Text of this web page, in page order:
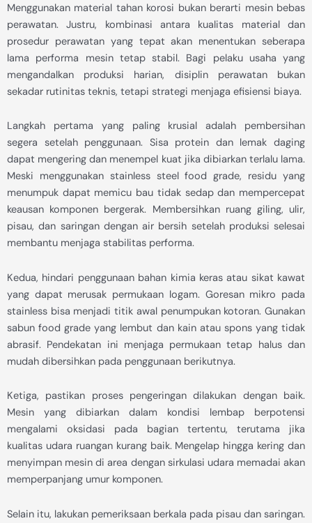
Menggunakan material tahan korosi bukan berarti mesin bebas
perawatan. Justru, kombinasi antara kualitas material dan
prosedur perawatan yang tepat akan menentukan seberapa
lama performa mesin tetap stabil. Bagi pelaku usaha yang
mengandalkan produksi harian, disiplin perawatan bukan
sekadar rutinitas teknis, tetapi strategi menjaga efisiensi biaya.
Langkah pertama yang paling krusial adalah pembersihan
segera setelah penggunaan. Sisa protein dan lemak daging
dapat mengering dan menempel kuat jika dibiarkan terlalu lama.
Meski menggunakan stainless steel food grade, residu yang
menumpuk dapat memicu bau tidak sedap dan mempercepat
keausan komponen bergerak. Membersihkan ruang giling, ulir,
pisau, dan saringan dengan air bersih setelah produksi selesai
membantu menjaga stabilitas performa.
Kedua, hindari penggunaan bahan kimia keras atau sikat kawat
yang dapat merusak permukaan logam. Goresan mikro pada
stainless bisa menjadi titik awal penumpukan kotoran. Gunakan
sabun food grade yang lembut dan kain atau spons yang tidak
abrasif. Pendekatan ini menjaga permukaan tetap halus dan
mudah dibersihkan pada penggunaan berikutnya.
Ketiga, pastikan proses pengeringan dilakukan dengan baik.
Mesin yang dibiarkan dalam kondisi lembap berpotensi
mengalami oksidasi pada bagian tertentu, terutama jika
kualitas udara ruangan kurang baik. Mengelap hingga kering dan
menyimpan mesin di area dengan sirkulasi udara memadai akan
memperpanjang umur komponen.
Selain itu, lakukan pemeriksaan berkala pada pisau dan saringan.